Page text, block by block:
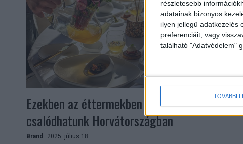
részletesebb
adatainak bizonyos
ilyen jellegű adatkezelés
preferenciáit, vagy
található "Adatvédelem"
TOVÁBBI
Ezekben az éttermekben nem
csalódhatunk Horvátországban
Brand 2025. július 18.